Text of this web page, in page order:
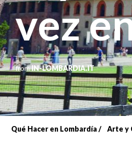
vez
fromIN-LOMBARDIA.IT
Sobrescribir
Qué Hacer en Lombardía Arte y